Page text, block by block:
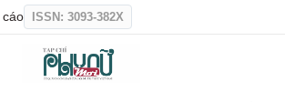
cáo ISSN: 3093-382X